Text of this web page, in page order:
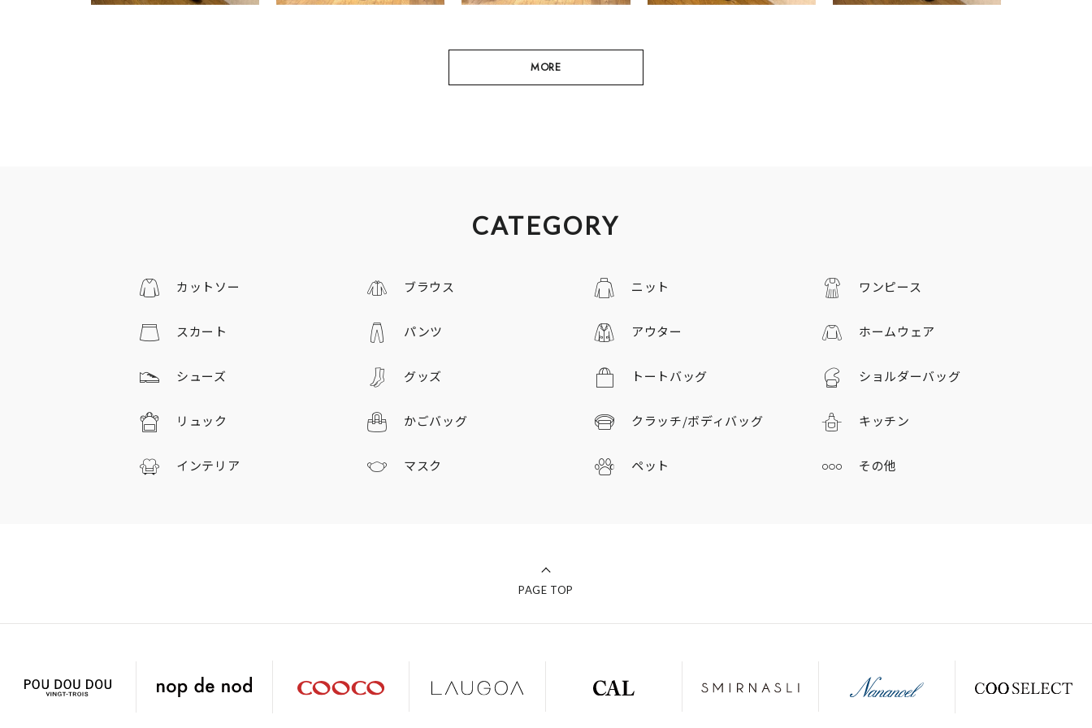
MORE
CATEGORY
カットソー ブラウス ニット ワンピース
スカート パンツ アウター ホームウェア
シューズ グッズ トートバッグ ショルダーバッグ
リュック かごバッグ クラッチ/ボディバッグ キッチン
インテリア マスク ペット その他
PAGE TOP